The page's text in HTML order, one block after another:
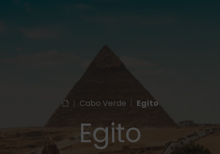
| Cabo Verde | Egito
Egito